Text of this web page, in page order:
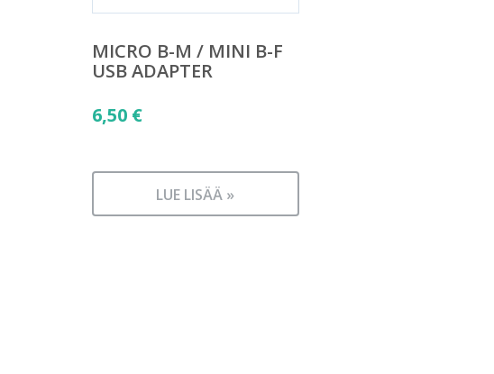
MICRO B-M / MINI B-F
USB ADAPTER
6,50 €
LUE LISÄÄ »